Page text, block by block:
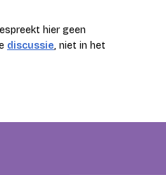
hier geen
discussie, niet in het